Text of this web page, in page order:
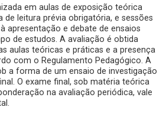
em aulas de exposição teórica
de leitura prévia obrigatória, e sessões
apresentação e debate de ensaios
de estudos. A avaliação é obtida
aulas teóricas e práticas e a presença
com o Regulamento Pedagógico. A
a forma de um ensaio de investigação
O exame final, sob matéria teórica
na avaliação periódica, vale